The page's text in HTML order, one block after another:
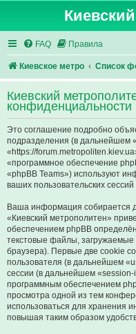
FAQ Правила
Киевское метро Список
Киевский
конфиденциальности
Это соглашение подробно
подразделения (в дальнейшем
«https://
«программное обеспечение
«phpBB Teams») используют
ваших пользовательских
Ваша информация собирается
«Киевский метрополитен»
обеспечением phpBB
текстовые файлы,
браузера). Первые две cookie
пользователя (в дальнейшем
сессии (в дальнейшем
программным обеспечением
просмотра одной из тем
использоваться для хранения
повышая таким образом